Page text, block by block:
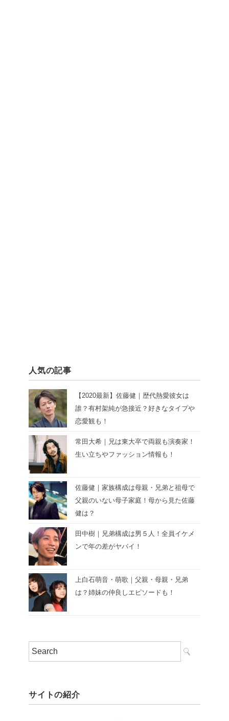
人気の記事
【2020最新】佐藤健｜歴代熱愛彼女は
誰？有村架純が急接近？好きなタイプや
恋愛観も！
常田大希｜兄は東大卒で両親も演奏家！
生い立ちやファッション情報も！
佐藤健｜家族構成は母親・兄弟と祖母で
父親のいない母子家庭！母から見た佐藤
健は？
田中樹｜兄弟構成は男５人！全員イケメ
ンで年の差がヤバイ！
上白石萌音・萌歌｜父親・母親・兄弟
は？姉妹の仲良しエピソードも！
サイトの紹介